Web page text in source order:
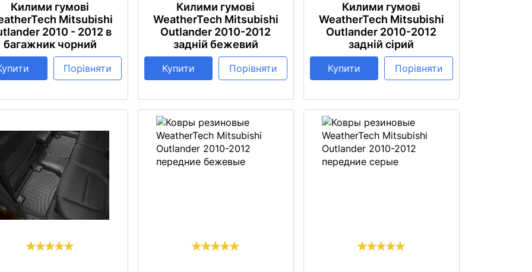
Килими гумові
Mitsubishi
2010 - 2012 в
багажник чорний
Порівняти
Килими гумові
WeatherTech Mitsubishi
Outlander 2010-2012
задній бежевий
Купити Порівняти
Килими гумові
WeatherTech Mitsubishi
Outlander 2010-2012
задній сірий
Купити Порівняти